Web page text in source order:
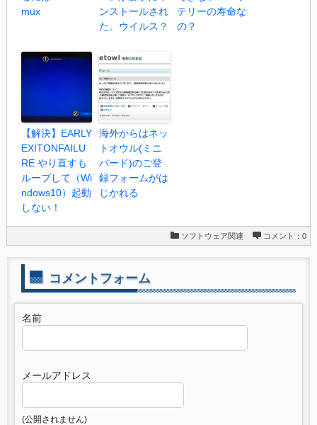
mux
ンストールされ
た。ウイルス？
テリーの寿命な
の？
【解決】EARLY
EXITONFAILU
RE やり直すも
ループして（Wi
ndows10）起動
しない！
海外からはネッ
トオウル(ミニ
バード)のご登
録フォームがは
じかれる
ソフトウェア関連 コメント：0
コメントフォーム
名前
メールアドレス
(公開されません)